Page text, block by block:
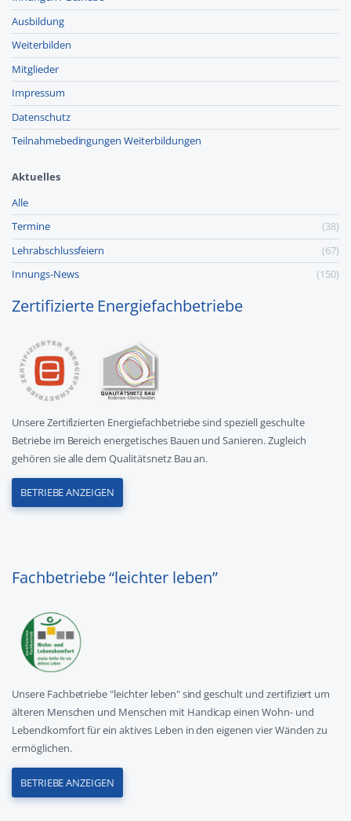
Ausbildung
Weiterbilden
Mitglieder
Impressum
Datenschutz
Teilnahmebedingungen Weiterbildungen
Aktuelles
Alle
Termine
(38)
Lehr­abschluss­feiern
(67)
Innungs-News
(150)
Zertifizierte Energiefachbetriebe
Unsere Zertifizierten Energiefachbetriebe sind speziell geschulte
Betriebe im Bereich energetisches Bauen und Sanieren. Zugleich
gehören sie alle dem Qualitätsnetz Bau an.
BETRIEBE ANZEIGEN
Fachbetriebe “leichter leben”
Unsere Fachbetriebe "leichter leben" sind geschult und zertifiziert um
älteren Menschen und Menschen mit Handicap einen Wohn- und
Lebendkomfort für ein aktives Leben in den eigenen vier Wänden zu
ermöglichen.
BETRIEBE ANZEIGEN